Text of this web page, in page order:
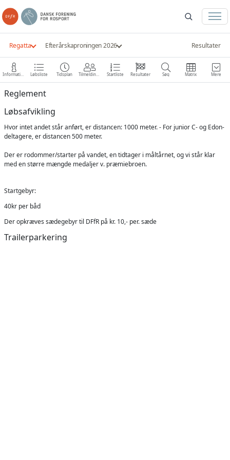
Regatta Efterårskaproningen 2026 Resultater
Information Løbsliste Tidsplan Tilmeldinger Startliste Resultater Søg Matrix Mere
Reglement
Løbsafvikling
Hvor intet andet står anført, er distancen: 1000 meter. - For junior C- og Edon-
deltagere, er distancen 500 meter.
Der er rodommer/starter på vandet, en tidtager i måltårnet, og vi står klar
med en større mængde medaljer v. præmiebroen.
Startgebyr:
40kr per båd
Der opkræves sædegebyr til DFfR på kr. 10,- per. sæde
Trailerparkering